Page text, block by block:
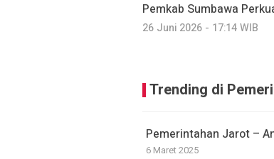
Pemkab Sumbawa
26 Juni 2026 - 17:14 WIB
Trending di
Pemerintahan Jarot –
6 Maret 2025